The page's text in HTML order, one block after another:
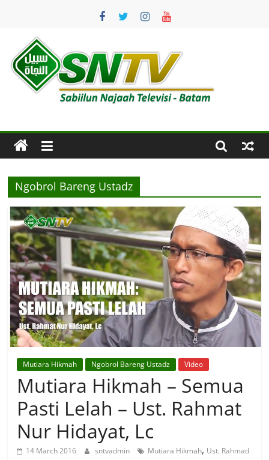
content
SNTV
Najaah
Televisi
–
Batam
Ngobrol Bareng Ustadz
Mutiara Hikmah Ngobrol Bareng Ustadz Video
Mutiara Hikmah – Semua
Pasti Lelah – Ust. Rahmat
Nur Hidayat, Lc
14 March 2016 sntvadmin Mutiara Hikmah, Ust. Rahmad